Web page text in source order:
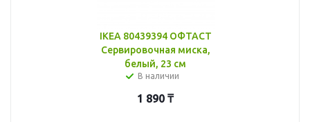
IKEA 80439394 ОФТАСТ
Сервировочная миска,
белый, 23 см
В наличии
1 890 ₸